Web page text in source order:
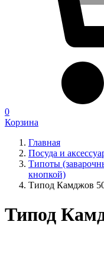
0
Корзина
Главная
Посуда и
Типоты
кнопкой)
Типод Камджов
Типод